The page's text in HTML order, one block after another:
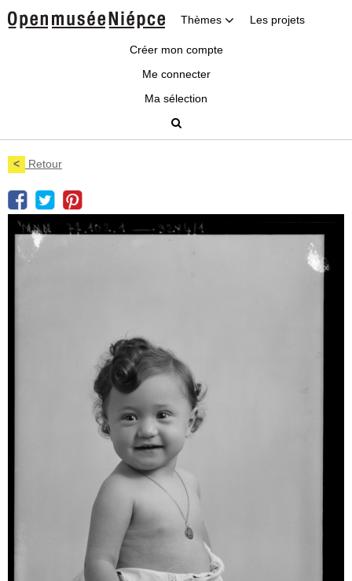
Thèmes Les projets
Créer mon compte
Me connecter
Ma sélection
< Retour